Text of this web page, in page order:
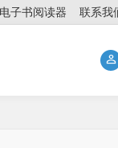
子书阅读器 联系我